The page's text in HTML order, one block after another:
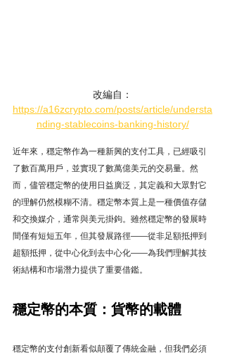
改編自：
https://a16zcrypto.com/posts/article/understa
nding-stablecoins-banking-history/
近年來，穩定幣作為一種新興的支付工具，已經吸引
了數百萬用戶，並實現了數萬億美元的交易量。然
而，儘管穩定幣的使用日益廣泛，其定義和大眾對它
的理解仍然模糊不清。穩定幣本質上是一種價值存儲
和交換媒介，通常與美元掛鉤。雖然穩定幣的發展時
間僅有短短五年，但其發展路徑——從非足額抵押到
超額抵押，從中心化到去中心化——為我們理解其技
術結構和市場潛力提供了重要借鑑。
穩定幣的本質：貨幣的載體
穩定幣的支付創新看似顛覆了傳統金融，但我們必須